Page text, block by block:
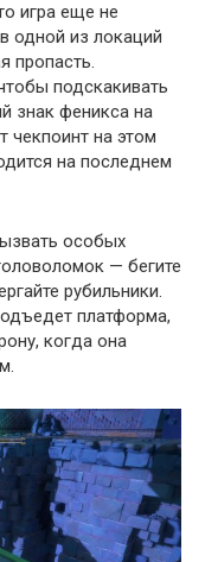
игра еще не
одной из локаций
пропасть.
подскакивать
знак феникса на
чекпоинт на этом
на последнем
особых
— бегите
рубильники.
платформа,
когда она